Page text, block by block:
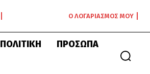
Ο ΛΟΓΑΡΙΑΣΜΌΣ ΜΟΥ
ΠΟΛΙΤΙΚΉ ΠΡΌΣΩΠΑ